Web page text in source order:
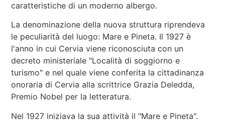
caratteristiche di un moderno albergo.
La denominazione della nuova struttura riprendeva
le peculiarità del luogo: Mare e Pineta. Il 1927 è
l'anno in cui Cervia viene riconosciuta con un
decreto ministeriale "Località di soggiorno e
turismo" e nel quale viene conferita la cittadinanza
onoraria di Cervia alla scrittrice Grazia Deledda,
Premio Nobel per la letteratura.
Nel 1927 iniziava la sua attività il "Mare e Pineta".